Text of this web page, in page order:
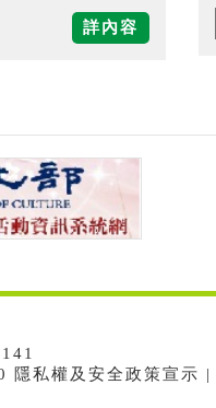
詳內容
私權及安全政策宣示 |